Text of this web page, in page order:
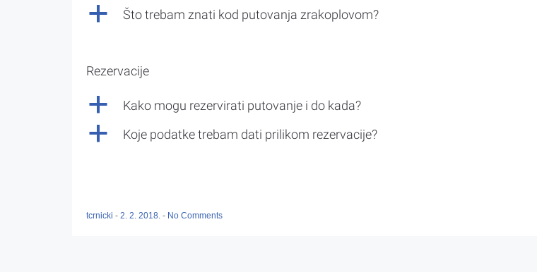
a Što trebam znati kod putovanja zrakoplovom?
Rezervacije
a Kako mogu rezervirati putovanje i do kada?
a Koje podatke trebam dati prilikom rezervacije?
tcrnicki - 2. 2. 2018. - No Comments